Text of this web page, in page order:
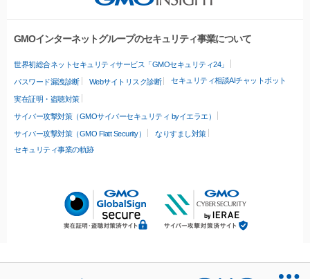
GMOインターネットグループのセキュリティ事業について
世界初総合ネットセキュリティサービス「GMOセキュリティ24」
パスワード漏洩診断 Webサイトリスク診断 セキュリティ相談AIチャットボット
実在証明・盗聴対策
サイバー攻撃対策（GMOサイバーセキュリティ byイエラエ）
サイバー攻撃対策（GMO Flatt Security）
なりすまし対策
セキュリティ事業の軌跡